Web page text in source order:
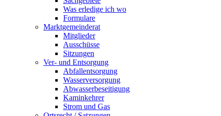
Was erledige ich wo
Formulare
Marktgemeinderat
Mitglieder
Ausschüsse
Sitzungen
Ver- und Entsorgung
Abfallentsorgung
Wasserversorgung
Abwasserbeseitigung
Kaminkehrer
Strom und Gas